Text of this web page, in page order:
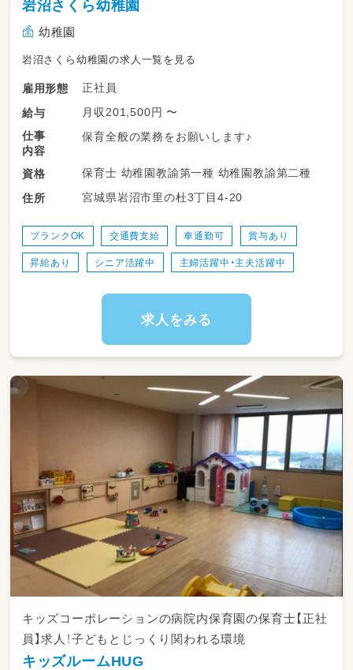
岩沼さくら幼稚園
幼稚園
岩沼さくら幼稚園の求人一覧を見る
雇用形態
正社員
給与
月収201,500円 〜
仕事
内容
保育全般の業務をお願いします♪
資格
保育士 幼稚園教諭第一種 幼稚園教諭第二種
住所
宮城県岩沼市里の杜3丁目4-20
ブランクOK 交通費支給 車通勤可 賞与あり
昇給あり シニア活躍中 主婦活躍中・主夫活躍中
求人をみる
キッズコーポレーションの病院内保育園の保育士【正社
員】求人！子どもとじっくり関われる環境
キッズルームHUG